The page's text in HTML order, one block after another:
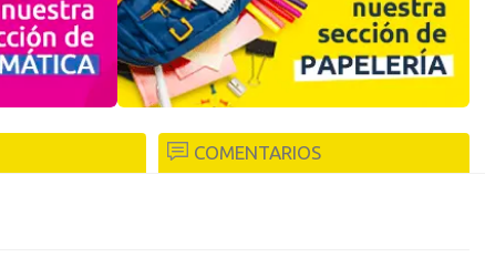
COMENTARIOS